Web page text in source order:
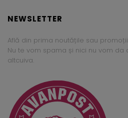
NEWSLETTER
Află din prima noutățile sau
Nu te vom spama și nici nu vom
altcuiva.